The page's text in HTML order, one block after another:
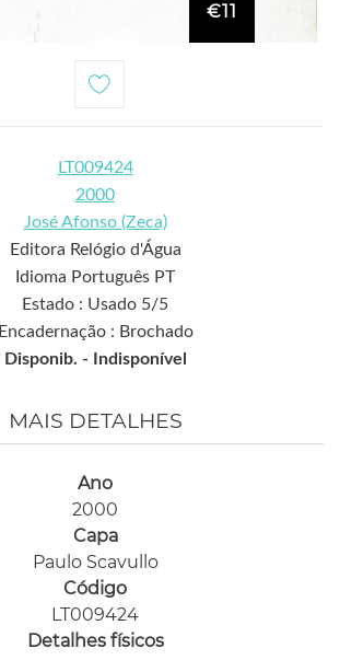
€11
LT009424
2000
José Afonso (Zeca)
Editora Relógio d'Água
Idioma Português PT
Estado : Usado 5/5
Encadernação : Brochado
Disponib. -
Indisponível
MAIS DETALHES
Ano
2000
Capa
Paulo Scavullo
Código
LT009424
Detalhes físicos